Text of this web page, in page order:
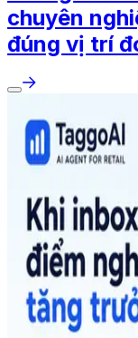
chuyên
đúng vị trí